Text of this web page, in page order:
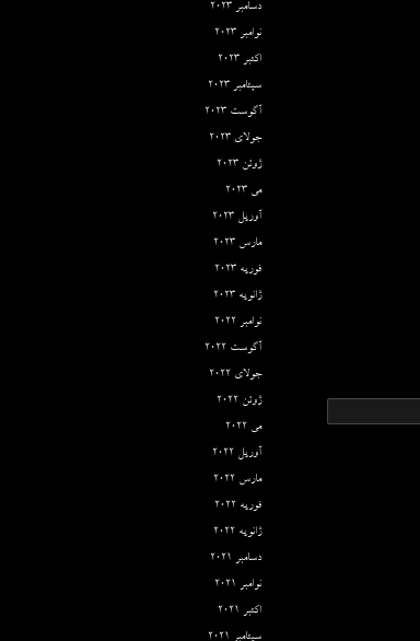
دسامبر 2023
نوامبر 2023
اکتبر 2023
سپتامبر 2023
آگوست 2023
جولای 2023
ژوئن 2023
می 2023
آوریل 2023
مارس 2023
فوریه 2023
ژانویه 2023
نوامبر 2022
آگوست 2022
جولای 2022
ژوئن 2022
می 2022
آوریل 2022
مارس 2022
فوریه 2022
ژانویه 2022
دسامبر 2021
نوامبر 2021
اکتبر 2021
سپتامبر 2021